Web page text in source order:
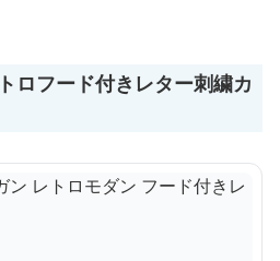
ロフード付きレター刺繍カ